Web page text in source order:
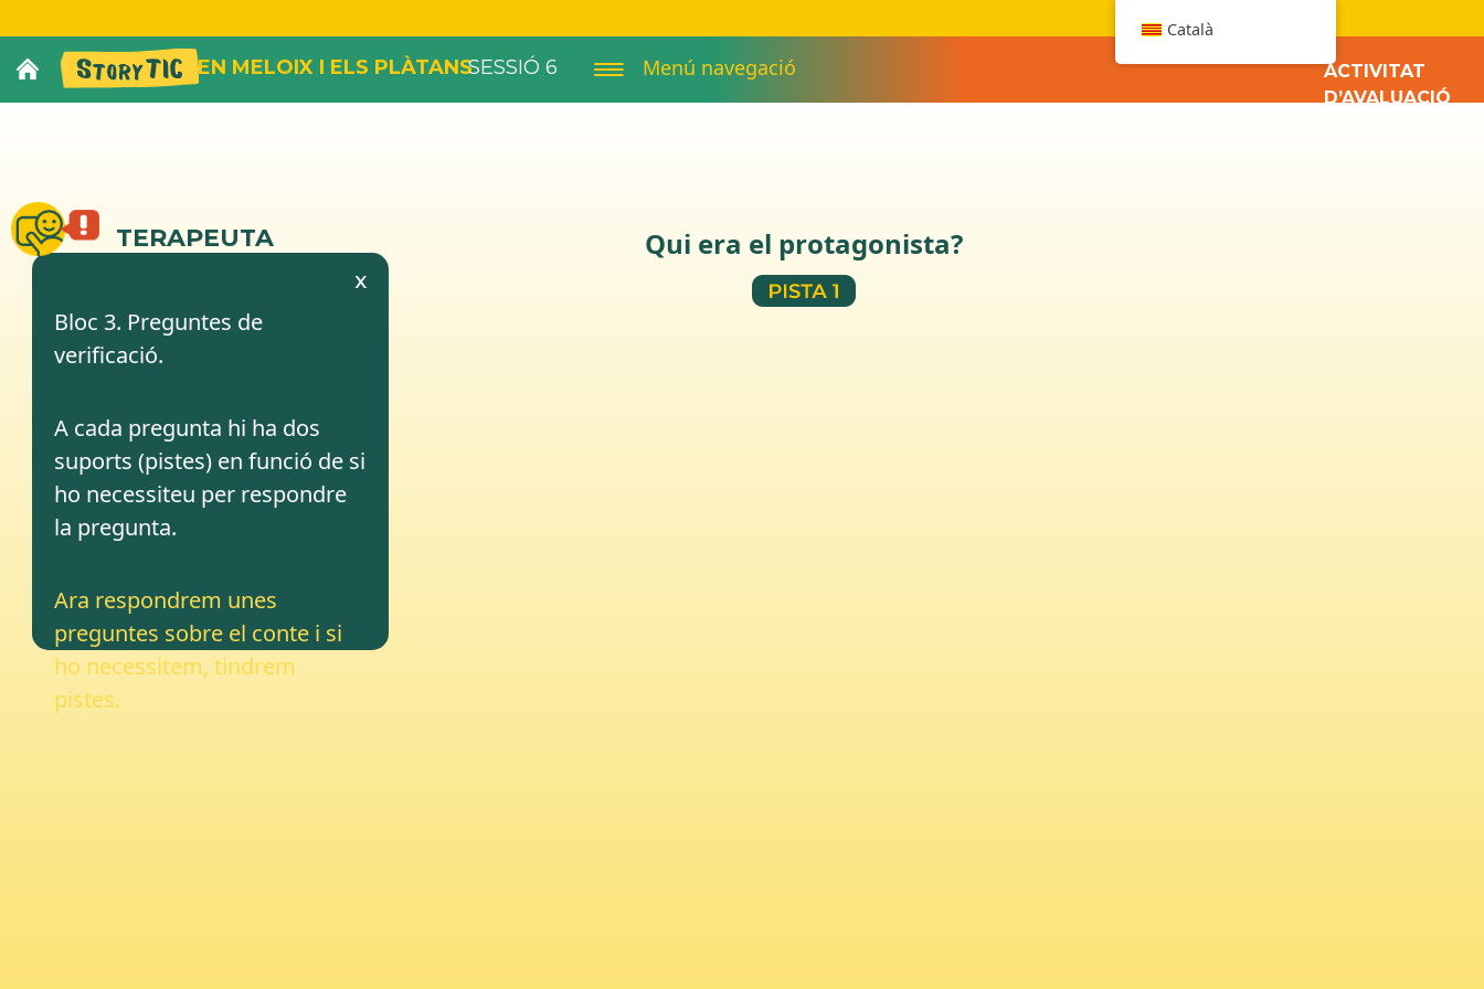
EN MELOIX I ELS PLÀTANSSESSIÓ 6 Menú navegació
ACTIVITAT
D’AVALUACIÓ
TERAPEUTA
x
Bloc 3. Preguntes de
verificació.
A cada pregunta hi ha dos
suports (pistes) en funció de si
ho necessiteu per respondre
la pregunta.
Ara respondrem unes
preguntes sobre el conte i si
ho necessitem, tindrem
pistes.
Qui era el protagonista?
Català